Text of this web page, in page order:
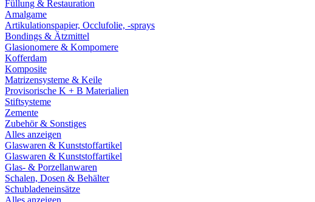
Füllung & Restauration
Amalgame
Artikulationspapier, Occlufolie, -sprays
Bondings & Ätzmittel
Glasionomere & Kompomere
Kofferdam
Komposite
Matrizensysteme & Keile
Provisorische K + B Materialien
Stiftsysteme
Zemente
Zubehör & Sonstiges
Alles anzeigen
Glaswaren & Kunststoffartikel
Glaswaren & Kunststoffartikel
Glas- & Porzellanwaren
Schalen, Dosen & Behälter
Schubladeneinsätze
Alles anzeigen